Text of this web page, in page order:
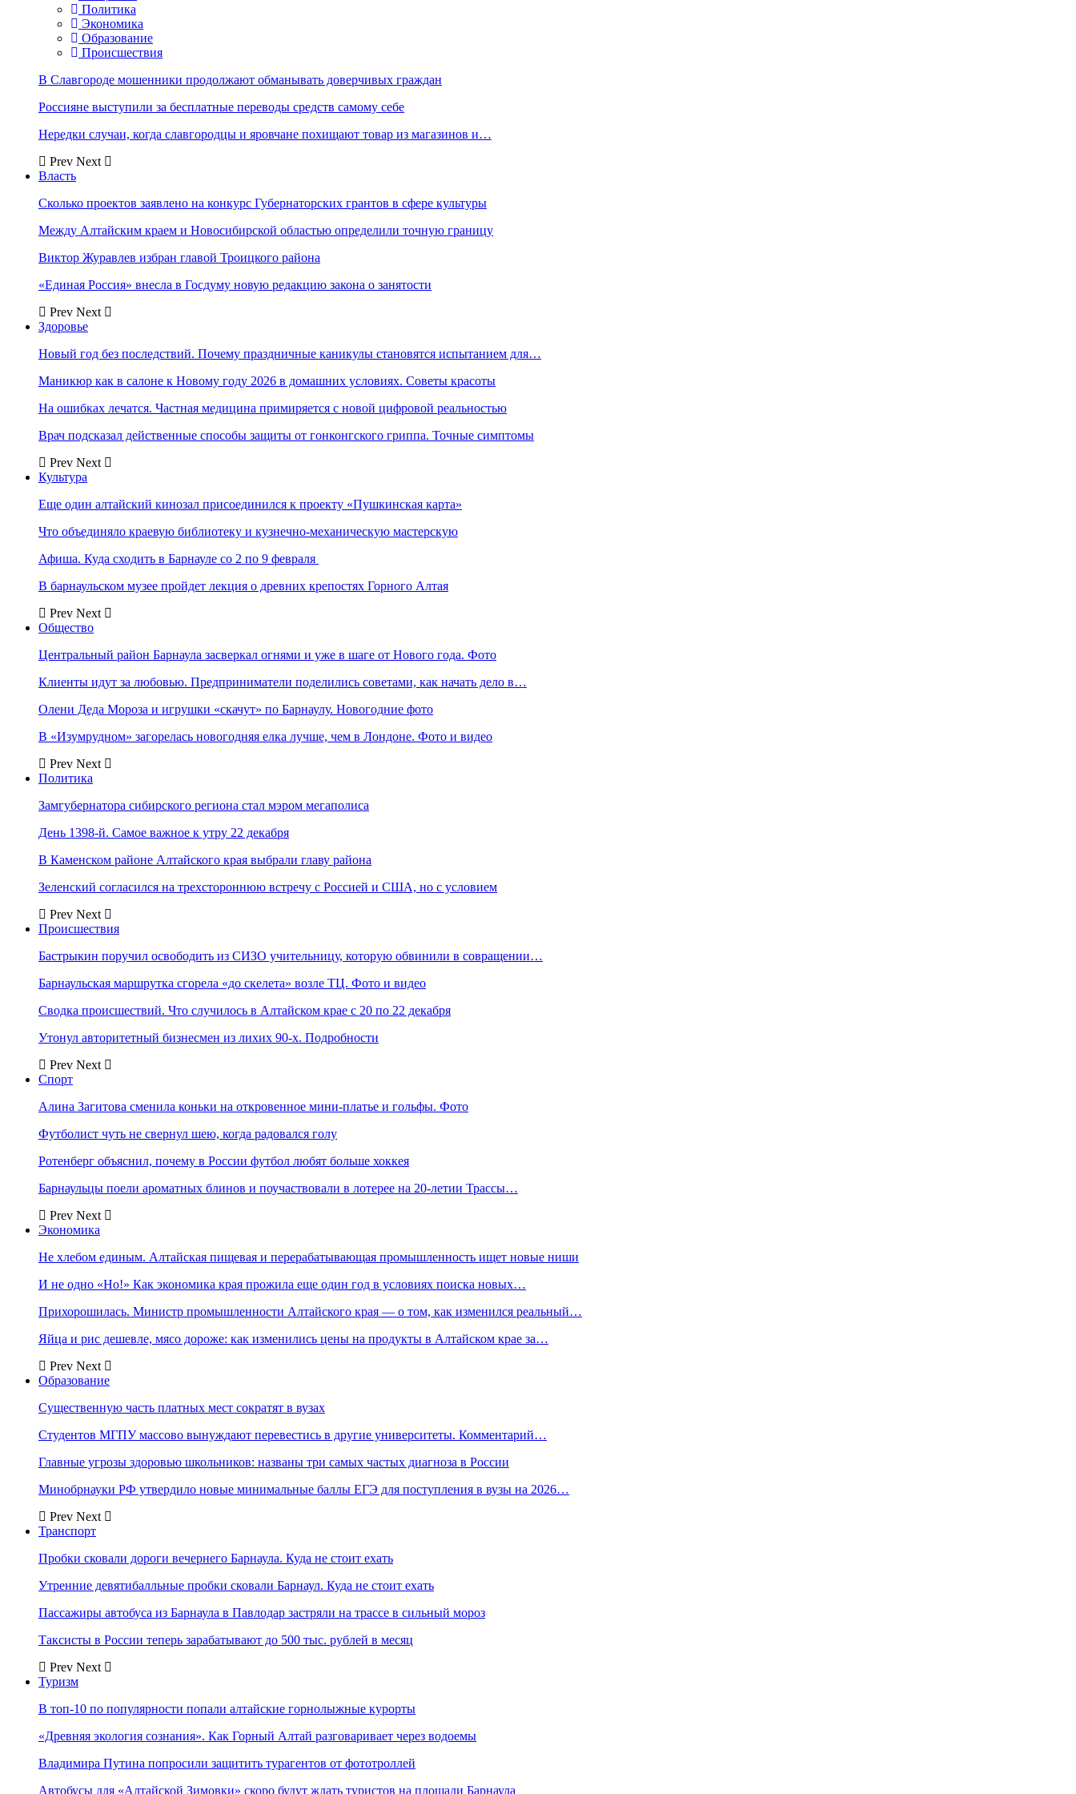
Политика
Экономика
Образование
Происшествия
В Славгороде мошенники продолжают обманывать доверчивых граждан
Россияне выступили за бесплатные переводы средств самому себе
Нередки случаи, когда славгородцы и яровчане похищают товар из магазинов и…
Prev Next
Власть
Сколько проектов заявлено на конкурс Губернаторских грантов в сфере культуры
Между Алтайским краем и Новосибирской областью определили точную границу
Виктор Журавлев избран главой Троицкого района
«Единая Россия» внесла в Госдуму новую редакцию закона о занятости
Prev Next
Здоровье
Новый год без последствий. Почему праздничные каникулы становятся испытанием для…
Маникюр как в салоне к Новому году 2026 в домашних условиях. Советы красоты
На ошибках лечатся. Частная медицина примиряется с новой цифровой реальностью
Врач подсказал действенные способы защиты от гонконгского гриппа. Точные симптомы
Prev Next
Культура
Еще один алтайский кинозал присоединился к проекту «Пушкинская карта»
Что объединяло краевую библиотеку и кузнечно-механическую мастерскую
Афиша. Куда сходить в Барнауле со 2 по 9 февраля
В барнаульском музее пройдет лекция о древних крепостях Горного Алтая
Prev Next
Общество
Центральный район Барнаула засверкал огнями и уже в шаге от Нового года. Фото
Клиенты идут за любовью. Предприниматели поделились советами, как начать дело в…
Олени Деда Мороза и игрушки «скачут» по Барнаулу. Новогодние фото
В «Изумрудном» загорелась новогодняя елка лучше, чем в Лондоне. Фото и видео
Prev Next
Политика
Замгубернатора сибирского региона стал мэром мегаполиса
День 1398-й. Самое важное к утру 22 декабря
В Каменском районе Алтайского края выбрали главу района
Зеленский согласился на трехстороннюю встречу с Россией и США, но с условием
Prev Next
Происшествия
Бастрыкин поручил освободить из СИЗО учительницу, которую обвинили в совращении…
Барнаульская маршрутка сгорела «до скелета» возле ТЦ. Фото и видео
Сводка происшествий. Что случилось в Алтайском крае с 20 по 22 декабря
Утонул авторитетный бизнесмен из лихих 90-х. Подробности
Prev Next
Спорт
Алина Загитова сменила коньки на откровенное мини-платье и гольфы. Фото
Футболист чуть не свернул шею, когда радовался голу
Ротенберг объяснил, почему в России футбол любят больше хоккея
Барнаульцы поели ароматных блинов и поучаствовали в лотерее на 20-летии Трассы…
Prev Next
Экономика
Не хлебом единым. Алтайская пищевая и перерабатывающая промышленность ищет новые ниши
И не одно «Но!» Как экономика края прожила еще один год в условиях поиска новых…
Прихорошилась. Министр промышленности Алтайского края — о том, как изменился реальный…
Яйца и рис дешевле, мясо дороже: как изменились цены на продукты в Алтайском крае за…
Prev Next
Образование
Существенную часть платных мест сократят в вузах
Студентов МГПУ массово вынуждают перевестись в другие университеты. Комментарий…
Главные угрозы здоровью школьников: названы три самых частых диагноза в России
Минобрнауки РФ утвердило новые минимальные баллы ЕГЭ для поступления в вузы на 2026…
Prev Next
Транспорт
Пробки сковали дороги вечернего Барнаула. Куда не стоит ехать
Утренние девятибалльные пробки сковали Барнаул. Куда не стоит ехать
Пассажиры автобуса из Барнаула в Павлодар застряли на трассе в сильный мороз
Таксисты в России теперь зарабатывают до 500 тыс. рублей в месяц
Prev Next
Туризм
В топ-10 по популярности попали алтайские горнолыжные курорты
«Древняя экология сознания». Как Горный Алтай разговаривает через водоемы
Владимира Путина попросили защитить турагентов от фототроллей
Автобусы для «Алтайской Зимовки» скоро будут ждать туристов на площади Барнаула